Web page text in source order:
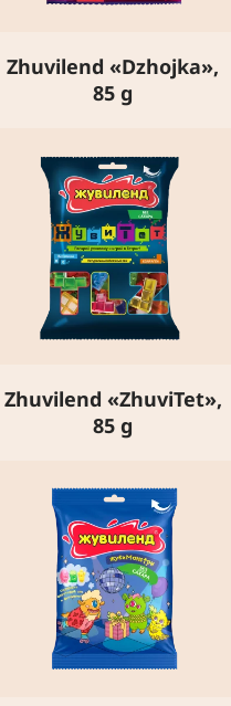
Zhuvilend «Dzhojka»,
85 g
Zhuvilend «ZhuviTet»,
85 g